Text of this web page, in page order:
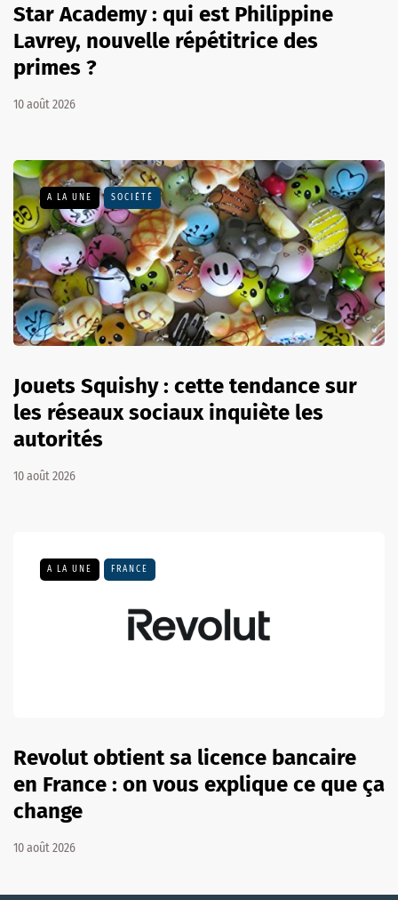
Star Academy : qui est Philippine
Lavrey, nouvelle répétitrice des
primes ?
10 août 2026
A LA UNE SOCIÉTÉ
Jouets Squishy : cette tendance sur
les réseaux sociaux inquiète les
autorités
10 août 2026
A LA UNE FRANCE
Revolut obtient sa licence bancaire
en France : on vous explique ce que ça
change
10 août 2026